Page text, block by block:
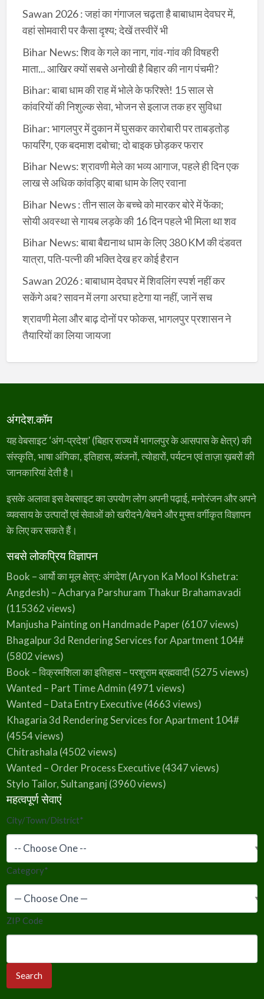
Sawan 2026 : जहां का गंगाजल चढ़ता है बाबाधाम देवघर में,
वहां सोमवारी पर कैसा दृश्य; देखें तस्वीरें भी
Bihar News: शिव के गले का नाग, गांव-गांव की विषहरी
माता... आखिर क्यों सबसे अनोखी है बिहार की नाग पंचमी?
Bihar: बाबा धाम की राह में भोले के फरिश्ते! 15 साल से
कांवरियों की निशुल्क सेवा, भोजन से इलाज तक हर सुविधा
Bihar: भागलपुर में दुकान में घुसकर कारोबारी पर ताबड़तोड़
फायरिंग, एक बदमाश दबोचा; दो बाइक छोड़कर फरार
Bihar News: श्रावणी मेले का भव्य आगाज, पहले ही दिन एक
लाख से अधिक कांवड़िए बाबा धाम के लिए रवाना
Bihar News : तीन साल के बच्चे को मारकर बोरे में फेंका;
सोयी अवस्था से गायब लड़के की 16 दिन पहले भी मिला था शव
Bihar News: बाबा बैद्यनाथ धाम के लिए 380 KM की दंडवत
यात्रा, पति-पत्नी की भक्ति देख हर कोई हैरान
Sawan 2026 : बाबाधाम देवघर में शिवलिंग स्पर्श नहीं कर
सकेंगे अब? सावन में लगा अरघा हटेगा या नहीं, जानें सच
श्रावणी मेला और बाढ़ दोनों पर फोकस, भागलपुर प्रशासन ने
तैयारियों का लिया जायजा
अंगदेश.कॉम
यह वेबसाइट ‘अंग-प्रदेश’ (बिहार राज्य में भागलपुर के आसपास के क्षेत्र) की
संस्कृति, भाषा अंगिका, इतिहास, व्यंजनों, त्योहारों, पर्यटन एवं ताज़ा ख़बरों की
जानकारियां देती है।
इसके अलावा इस वेबसाइट का उपयोग लोग अपनी पढ़ाई, मनोरंजन और अपने
व्यवसाय के उत्पादों एवं सेवाओं को खरीदने/बेचने और मुफ्त वर्गीकृत विज्ञापन
के लिए कर सकते हैं।
सबसे लोकप्रिय विज्ञापन
Book – आर्यो का मूल क्षेत्र: अंगदेश (Aryon Ka Mool Kshetra:
Angdesh) – Acharya Parshuram Thakur Brahamavadi
(115362 views)
Manjusha Painting on Handmade Paper(6107 views)
Bhagalpur 3d Rendering Services for Apartment 104#
(5802 views)
Book – विक्रमशिला का इतिहास – परशुराम ब्रह्मवादी(5275 views)
Wanted – Part Time Admin (4971 views)
Wanted – Data Entry Executive(4663 views)
Khagaria 3d Rendering Services for Apartment 104#
(4554 views)
Chitrashala (4502 views)
Wanted – Order Process Executive(4347 views)
Stylo Tailor, Sultanganj (3960 views)
महत्वपूर्ण सेवाएं
City/Town/District*
Category*
ZIP Code